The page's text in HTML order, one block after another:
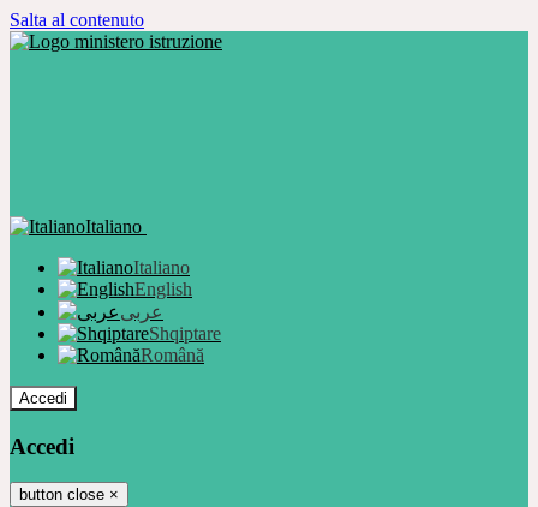
Salta al contenuto
Italiano
Italiano
English
عربى
Shqiptare
Română
Accedi
Accedi
button close ×